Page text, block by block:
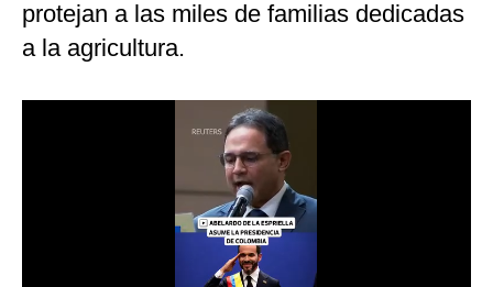
Club del Suscriptor
protejan a las miles de familias dedicadas
a la agricultura.